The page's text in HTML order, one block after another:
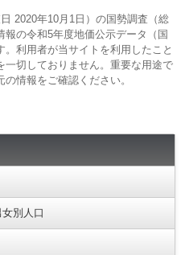
2020年10月1日）の国勢調査（総
の令和5年度地価公示データ（国
利用者が当サイトを利用したこと
一切しておりません。重要な用途で
情報をご確認ください。
別人口